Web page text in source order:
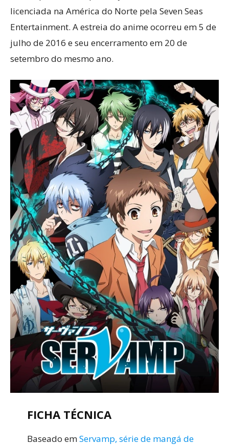
licenciada na América do Norte pela Seven Seas
Entertainment. A estreia do anime ocorreu em 5 de
julho de 2016 e seu encerramento em 20 de
setembro do mesmo ano.
FICHA TÉCNICA
Baseado emServamp, série de mangá de